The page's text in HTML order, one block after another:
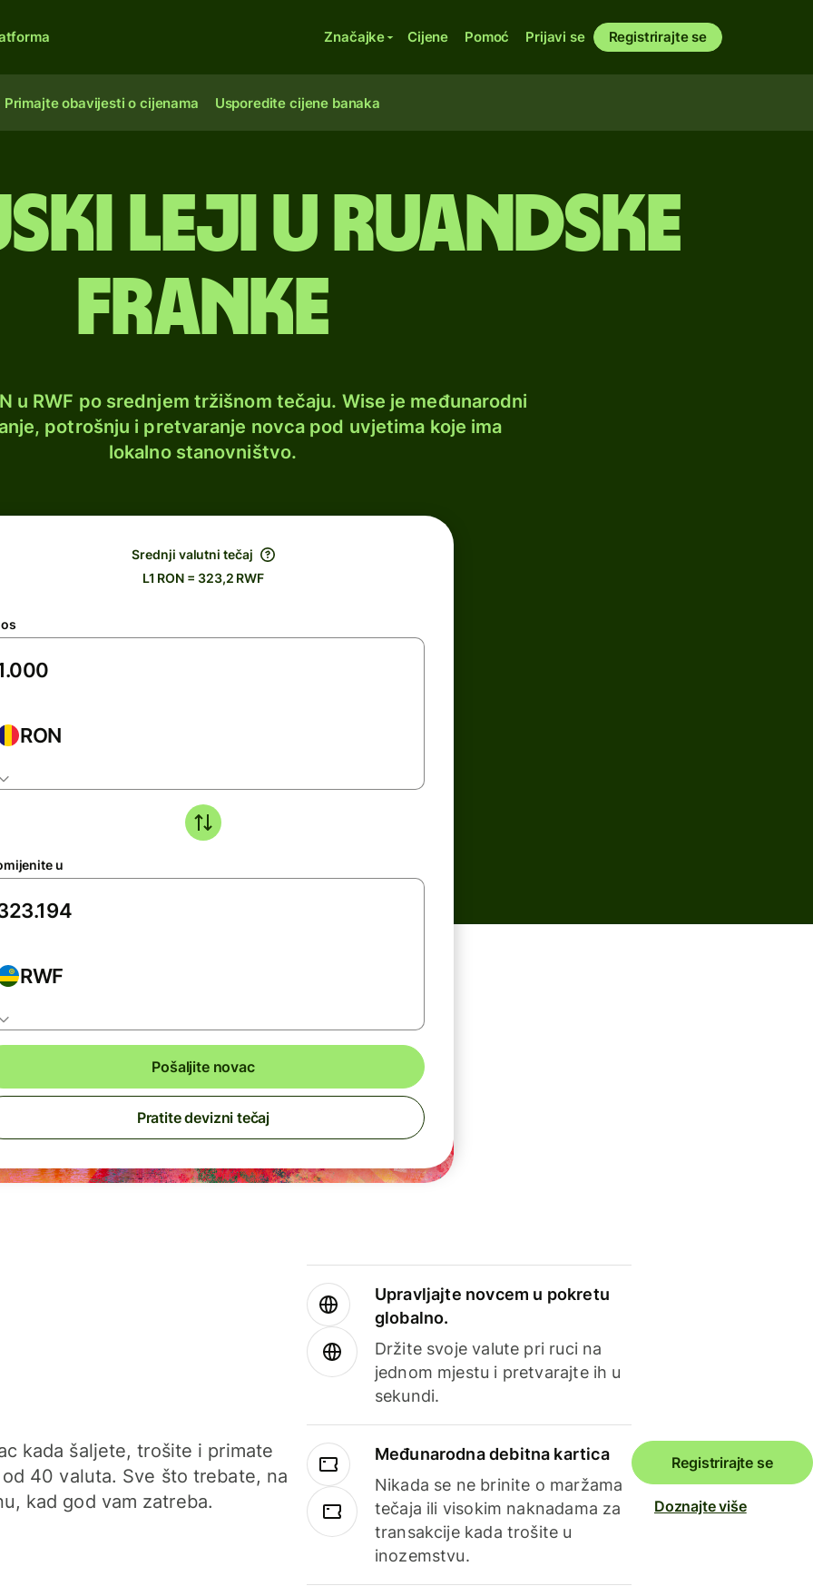
Značajke Cijene Pomoć Prijavi se Registrirajte se
Primajte obavijesti o cijenama Usporedite cijene banaka
leji u ruandske
franke
u RWF po srednjem tržišnom tečaju. Wise je međunarodni
potrošnju i pretvaranje novca pod uvjetima koje ima
lokalno stanovništvo.
Srednji valutni tečaj
L1 RON = 323,2 RWF
RON
u
RWF
Pošaljite novac
Pratite devizni tečaj
kada šaljete, trošite i primate
40 valuta. Sve što trebate, na
kad god vam zatreba.
Upravljajte novcem u pokretu
globalno.
Držite svoje valute pri ruci na
jednom mjestu i pretvarajte ih u
sekundi.
Međunarodna debitna kartica
Nikada se ne brinite o maržama
tečaja ili visokim naknadama za
transakcije kada trošite u
inozemstvu.
Registrirajte se
Doznajte više